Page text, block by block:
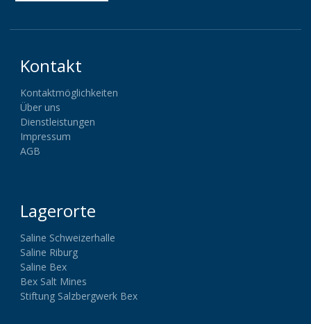
Kontakt
Kontaktmöglichkeiten
Über uns
Dienstleistungen
Impressum
AGB
Lagerorte
Saline Schweizerhalle
Saline Riburg
Saline Bex
Bex Salt Mines
Stiftung Salzbergwerk Bex